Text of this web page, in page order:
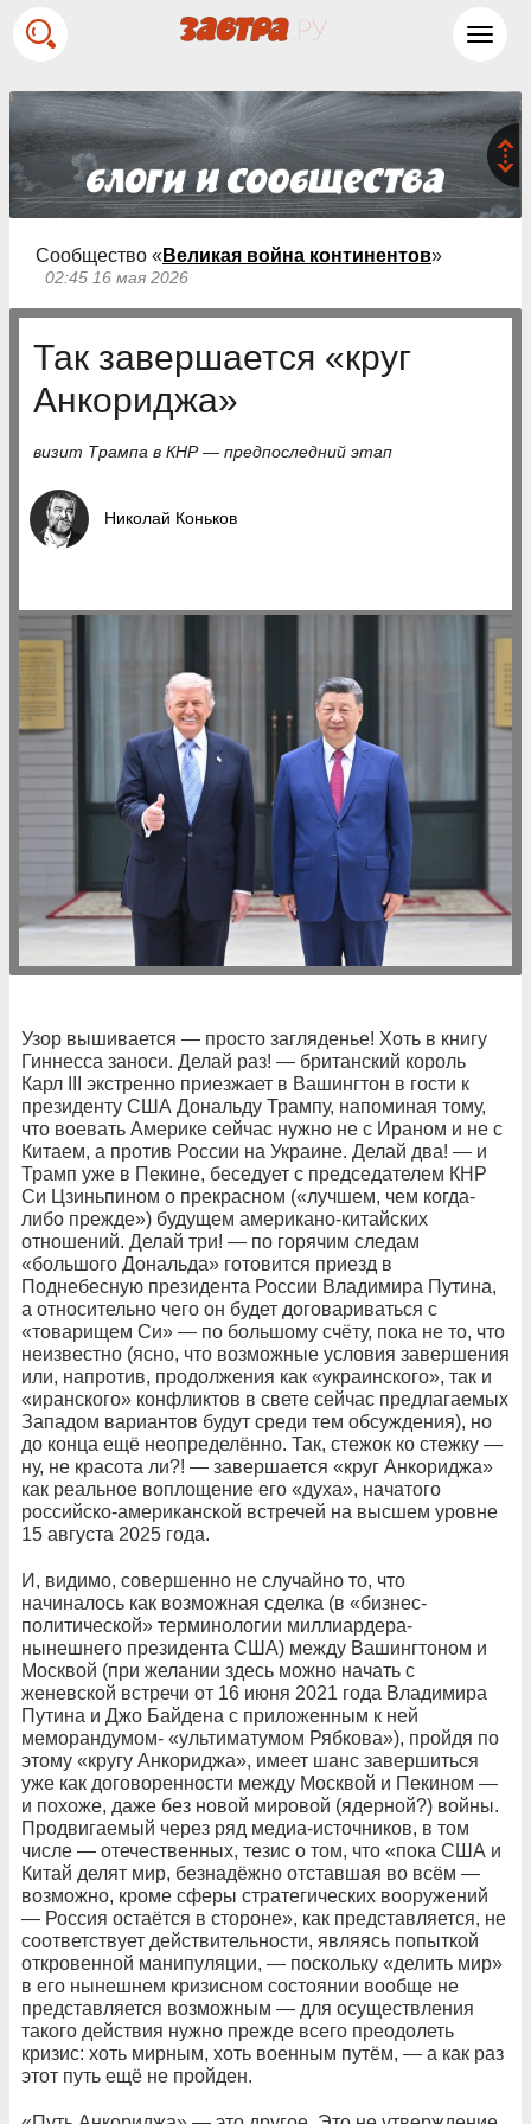
Сообщество « Великая война континентов»
02:45 16 мая 2026
Так завершается «круг
Анкориджа»
визит Трампа в КНР — предпоследний этап
Николай Коньков
Узор вышивается — просто загляденье! Хоть в книгу
Гиннесса заноси. Делай раз! — британский король
Карл III экстренно приезжает в Вашингтон в гости к
президенту США Дональду Трампу, напоминая тому,
что воевать Америке сейчас нужно не с Ираном и не с
Китаем, а против России на Украине. Делай два! — и
Трамп уже в Пекине, беседует с председателем КНР
Си Цзиньпином о прекрасном («лучшем, чем когда-
либо прежде») будущем американо-китайских
отношений. Делай три! — по горячим следам
«большого Дональда» готовится приезд в
Поднебесную президента России Владимира Путина,
а относительно чего он будет договариваться с
«товарищем Си» — по большому счёту, пока не то, что
неизвестно (ясно, что возможные условия завершения
или, напротив, продолжения как «украинского», так и
«иранского» конфликтов в свете сейчас предлагаемых
Западом вариантов будут среди тем обсуждения), но
до конца ещё неопределённо. Так, стежок ко стежку —
ну, не красота ли?! — завершается «круг Анкориджа»
как реальное воплощение его «духа», начатого
российско-американской встречей на высшем уровне
15 августа 2025 года.
И, видимо, совершенно не случайно то, что
начиналось как возможная сделка (в «бизнес-
политической» терминологии миллиардера-
нынешнего президента США) между Вашингтоном и
Москвой (при желании здесь можно начать с
женевской встречи от 16 июня 2021 года Владимира
Путина и Джо Байдена с приложенным к ней
меморандумом- «ультиматумом Рябкова»), пройдя по
этому «кругу Анкориджа», имеет шанс завершиться
уже как договоренности между Москвой и Пекином —
и похоже, даже без новой мировой (ядерной?) войны.
Продвигаемый через ряд медиа-источников, в том
числе — отечественных, тезис о том, что «пока США и
Китай делят мир, безнадёжно отставшая во всём —
возможно, кроме сферы стратегических вооружений
— Россия остаётся в стороне», как представляется, не
соответствует действительности, являясь попыткой
откровенной манипуляции, — поскольку «делить мир»
в его нынешнем кризисном состоянии вообще не
представляется возможным — для осуществления
такого действия нужно прежде всего преодолеть
кризис: хоть мирным, хоть военным путём, — а как раз
этот путь ещё не пройден.